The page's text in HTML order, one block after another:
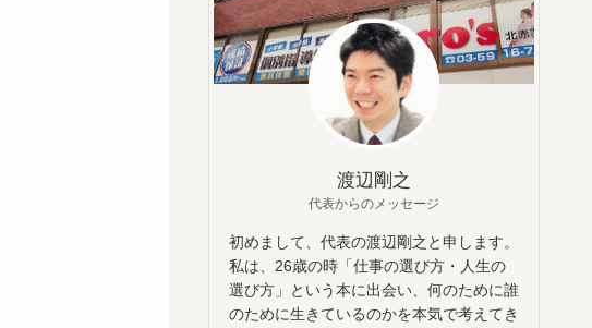
渡辺剛之
代表からのメッセージ
初めまして、代表の渡辺剛之と申します。
私は、26歳の時「仕事の選び方・人生の
選び方」という本に出会い、何のために誰
のために生きているのかを本気で考えてき